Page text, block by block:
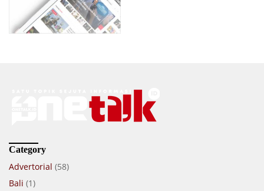
Category
Advertorial (58)
Bali (1)